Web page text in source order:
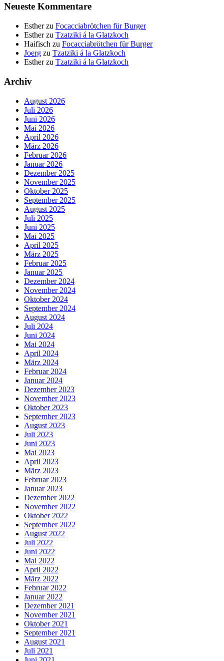
Neueste Kommentare
Estherzu Focacciabrötchen für Burger
Estherzu Tzatziki á la Glatzkoch
Haifisch zu Focacciabrötchen für Burger
Joerg zu Tzatziki á la Glatzkoch
Estherzu Tzatziki á la Glatzkoch
Archiv
August 2026
Juli 2026
Juni 2026
Mai 2026
April 2026
März 2026
Februar 2026
Januar 2026
Dezember 2025
November 2025
Oktober 2025
September 2025
August 2025
Juli 2025
Juni 2025
Mai 2025
April 2025
März 2025
Februar 2025
Januar 2025
Dezember 2024
November 2024
Oktober 2024
September 2024
August 2024
Juli 2024
Juni 2024
Mai 2024
April 2024
März 2024
Februar 2024
Januar 2024
Dezember 2023
November 2023
Oktober 2023
September 2023
August 2023
Juli 2023
Juni 2023
Mai 2023
April 2023
März 2023
Februar 2023
Januar 2023
Dezember 2022
November 2022
Oktober 2022
September 2022
August 2022
Juli 2022
Juni 2022
Mai 2022
April 2022
März 2022
Februar 2022
Januar 2022
Dezember 2021
November 2021
Oktober 2021
September 2021
August 2021
Juli 2021